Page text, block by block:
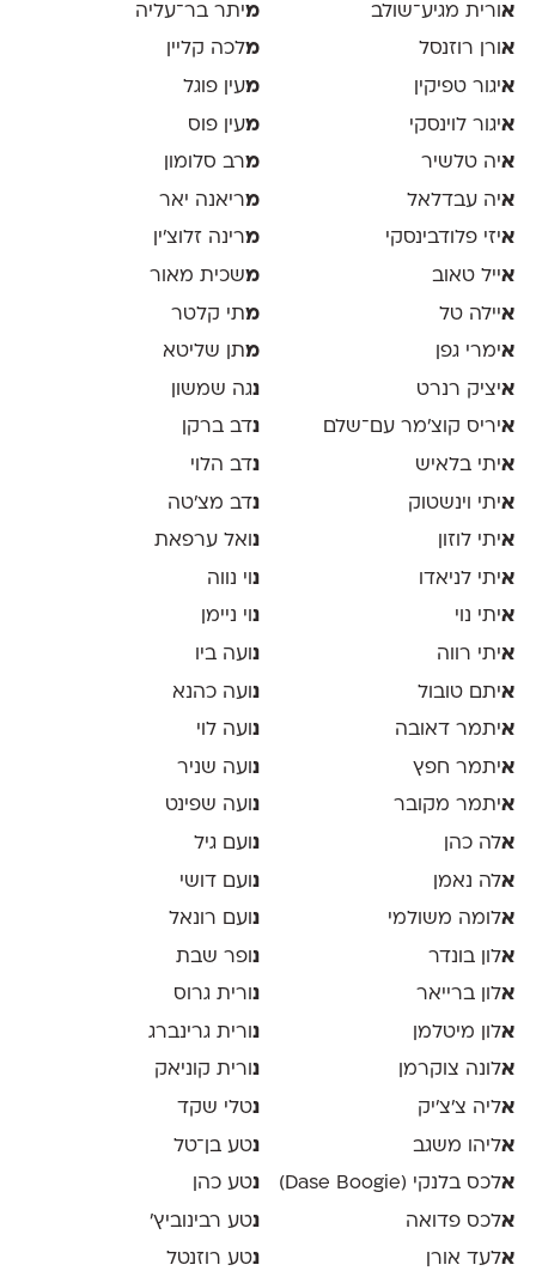
אורית מגיע־שולב
אורן רוזנסל
איגור טפיקין
איגור לוינסקי
איה טלשיר
איה עבדלאל
איזי פלודבינסקי
אייל טאוב
איילה טל
אימרי גפן
איציק רנרט
איריס קוצ׳מר עם־שלם
איתי בלאיש
איתי וינשטוק
איתי לוזון
איתי לניאדו
איתי נוי
איתי רווה
איתם טובול
איתמר דאובה
איתמר חפץ
איתמר מקובר
אלה כהן
אלה נאמן
אלומה משולמי
אלון בונדר
אלון ברייאר
אלון מיטלמן
אלונה צוקרמן
אליה צ׳צ׳יק
אליהו משגב
אלכס בלנקי (Dase Boogie)
אלכס פדואה
אלעד אורן
מיתר בר־עליה
מלכה קליין
מעין פוגל
מעין פוס
מרב סלומון
מריאנה יאר
מרינה זלוצ׳ין
משכית מאור
מתי קלטר
מתן שליטא
נגה שמשון
נדב ברקן
נדב הלוי
נדב מצ׳טה
נ ואל ערפאת
נ וי נווה
נוי ניימן
נ ועה ביו
נועה כהנא
נ ועה לוי
נ ועה שניר
נועה שפינט
נ ועם גיל
נועם דושי
נ ועם רונאל
נ ופר שבת
נורית גרוס
נ ורית גרינברג
נורית קוניאק
נטלי שקד
נטע בן־טל
נטע כהן
נטע רבינוביץ׳
נטע רוזנטל